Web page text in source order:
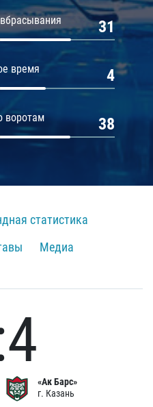
31
время 4
воротам 38
статистика
Медиа
«Ак Барс»
г. Казань